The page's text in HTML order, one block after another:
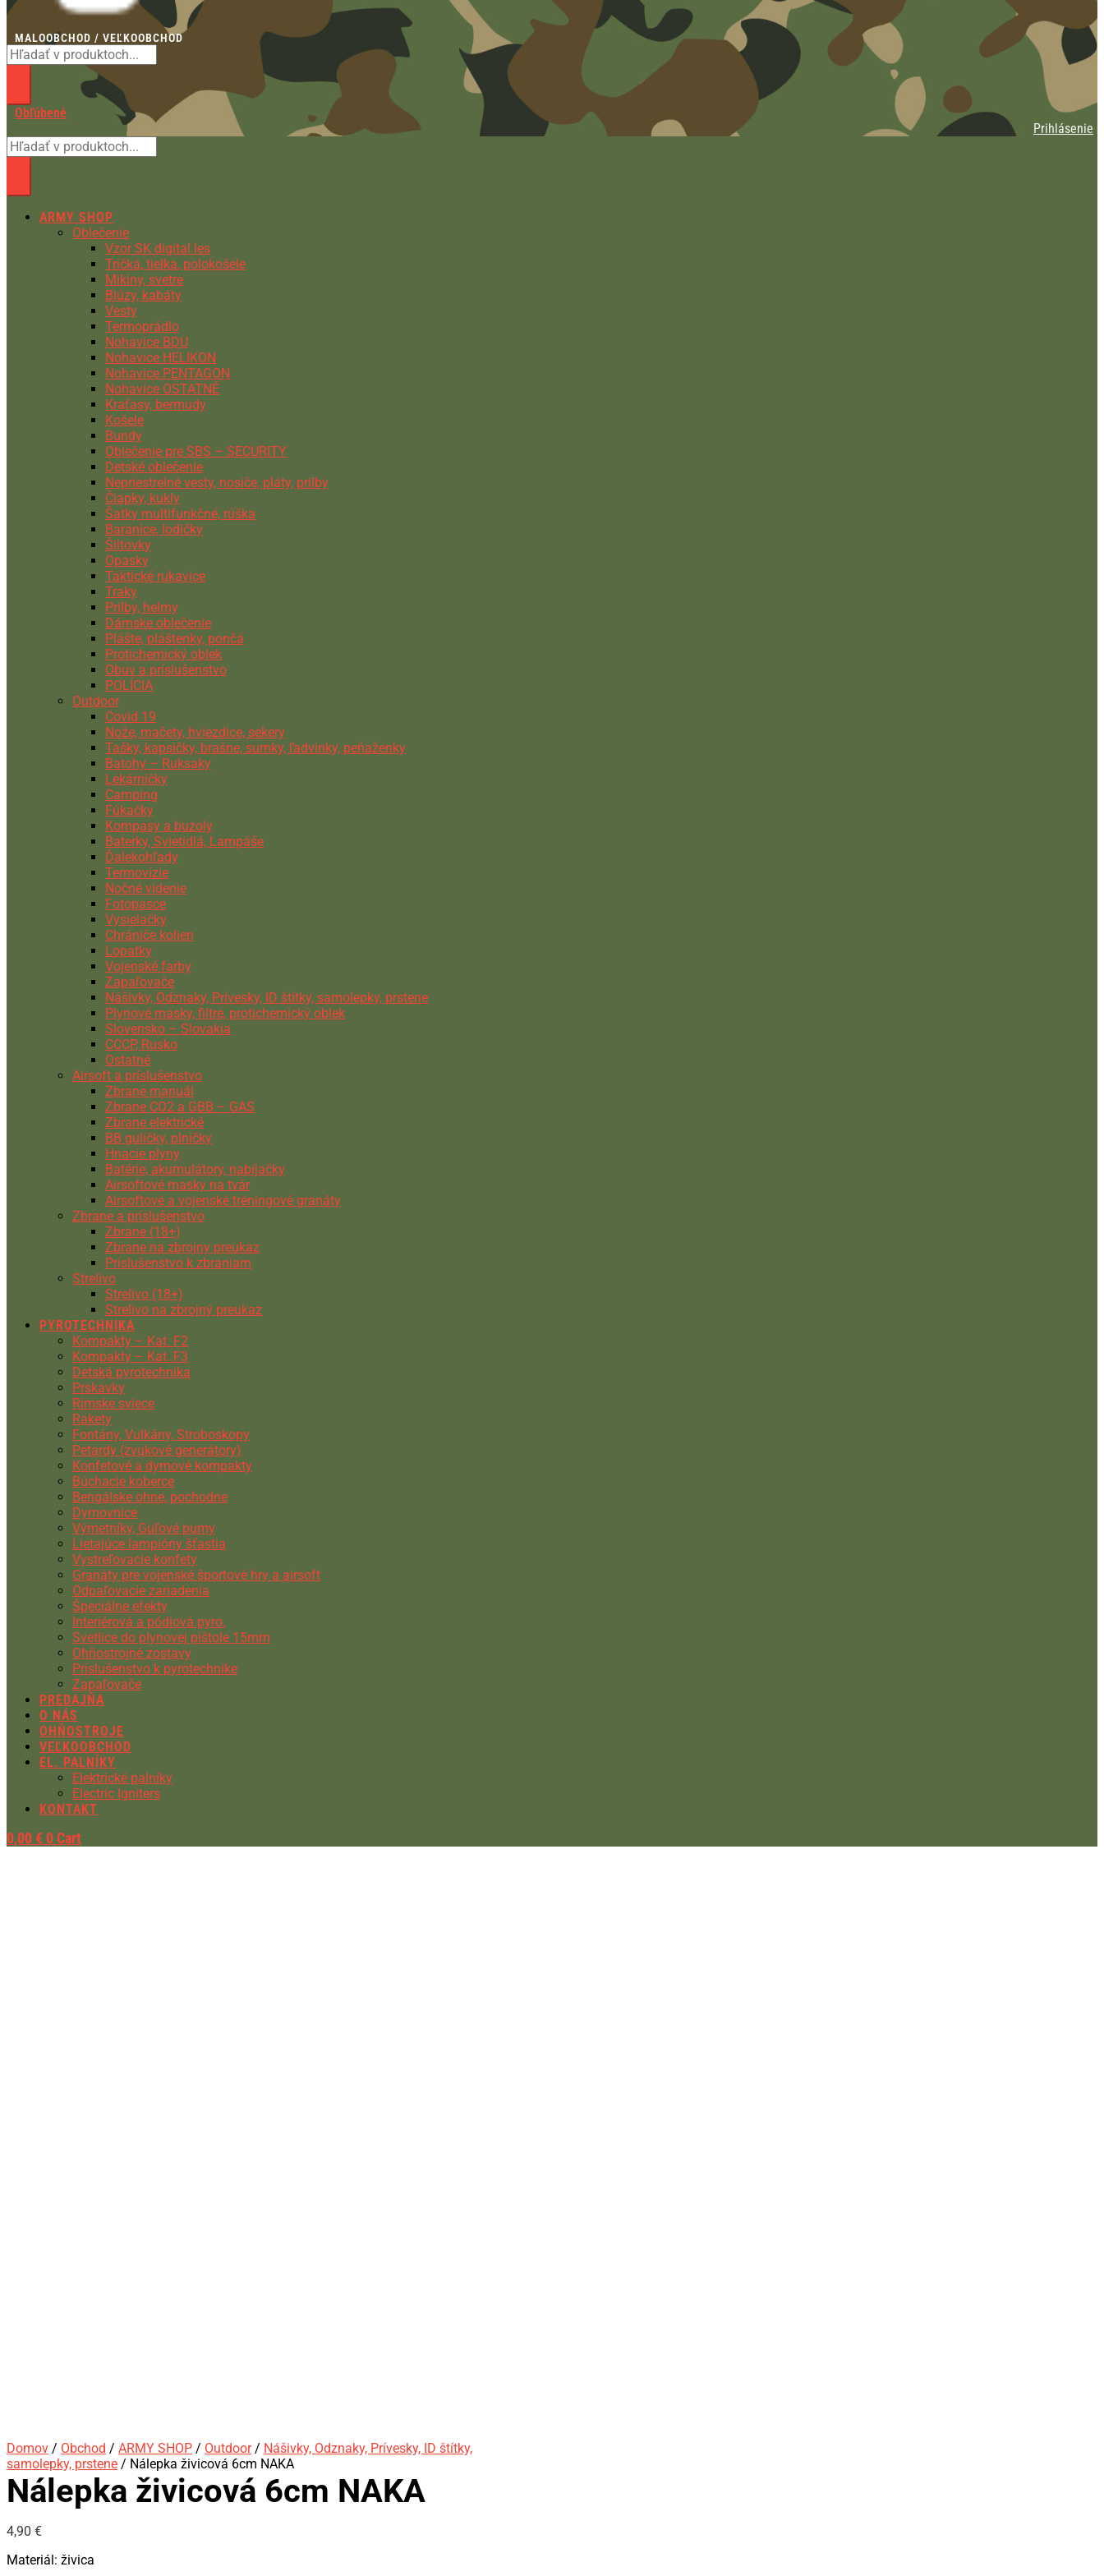
MALOOBCHOD / VEĽKOOBCHOD
Obľúbené
Prihlásenie
ARMY SHOP
Oblečenie
Vzor SK digital les
Tričká, tielka, polokošele
Mikiny, svetre
Blúzy, kabáty
Vesty
Termoprádlo
Nohavice BDU
Nohavice HELIKON
Nohavice PENTAGON
Nohavice OSTATNÉ
Kraťasy, bermudy
Košele
Bundy
Oblečenie pre SBS – SECURITY
Detské oblečenie
Nepriestrelné vesty, nosiče, pláty, prilby
Čiapky, kukly
Šatky multifunkčné, rúška
Baranice, lodičky
Šiltovky
Opasky
Taktické rukavice
Traky
Prilby, helmy
Dámske oblečenie
Plášte, pláštenky, pončá
Protichemický oblek
Obuv a príslušenstvo
POLÍCIA
Outdoor
Covid 19
Nože, mačety, hviezdice, sekery
Tašky, kapsičky, brašne, sumky, ľadvinky, peňaženky
Batohy – Ruksaky
Lekárničky
Camping
Fúkačky
Kompasy a buzoly
Baterky, Svietidlá, Lampáše
Ďalekohľady
Termovízie
Nočné videnie
Fotopasce
Vysielačky
Chrániče kolien
Lopatky
Vojenské farby
Zapaľovače
Nášivky, Odznaky, Prívesky, ID štítky, samolepky, prstene
Plynové masky, filtre, protichemický oblek
Slovensko – Slovakia
CCCP, Rusko
Ostatné
Airsoft a príslušenstvo
Zbrane manuál
Zbrane CO2 a GBB – GAS
Zbrane elektrické
BB guličky, plničky
Hnacie plyny
Batérie, akumulátory, nabíjačky
Airsoftové masky na tvár
Airsoftové a vojenské tréningové granáty
Zbrane a príslušenstvo
Zbrane (18+)
Zbrane na zbrojny preukaz
Príslušenstvo k zbraniam
Strelivo
Strelivo (18+)
Strelivo na zbrojný preukaz
PYROTECHNIKA
Kompakty – Kat. F2
Kompakty – Kat. F3
Detská pyrotechnika
Prskavky
Rímske sviece
Rakety
Fontány, Vulkány, Stroboskopy
Petardy (zvukové generátory)
Konfetové a dymové kompakty
Búchacie koberce
Bengálske ohne, pochodne
Dymovnice
Výmetníky, Guľové pumy
Lietajúce lampióny šťastia
Vystreľovacie konfety
Granáty pre vojenské športové hry a airsoft
Odpaľovacie zariadenia
Špeciálne efekty
Interiérová a pódiová pyro.
Svetlice do plynovej pištole 15mm
Ohňostrojné zostavy
Príslušenstvo k pyrotechnike
Zapaľovače
PREDAJŇA
O NÁS
OHŇOSTROJE
VEĽKOOBCHOD
EL. PALNÍKY
Elektrické palníky
Electric Igniters
KONTAKT
0,00 € 0 Cart
Domov / Obchod / ARMY SHOP / Outdoor/ Nášivky, Odznaky, Prívesky, ID štítky,
samolepky, prstene / Nálepka živicová 6cm NAKA
Nálepka živicová 6cm NAKA
4,90 €
Materiál: živica